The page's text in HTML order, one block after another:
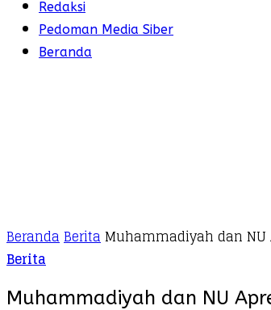
Redaksi
Pedoman Media Siber
Beranda
BerandaBeritaMuhammadiyah dan NU
Berita
Muhammadiyah dan NU